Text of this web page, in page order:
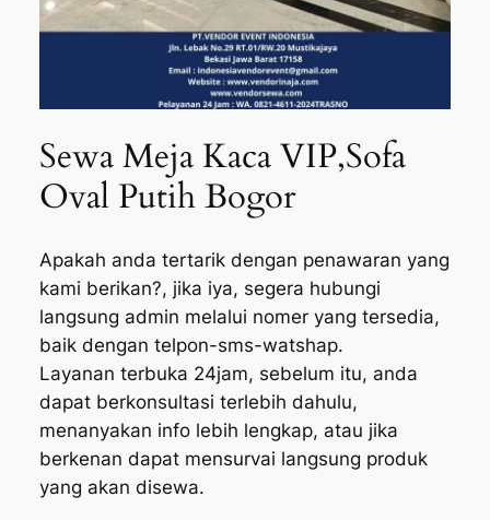
Sewa Meja Kaca VIP,Sofa
Oval Putih Bogor
Apakah anda tertarik dengan penawaran yang
kami berikan?, jika iya, segera hubungi
langsung admin melalui nomer yang tersedia,
baik dengan telpon-sms-watshap.
Layanan terbuka 24jam, sebelum itu, anda
dapat berkonsultasi terlebih dahulu,
menanyakan info lebih lengkap, atau jika
berkenan dapat mensurvai langsung produk
yang akan disewa.